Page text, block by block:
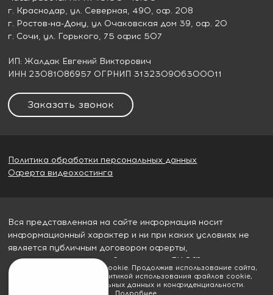
г. Краснодар, ул. Северная, 490, оф. 208
г. Ростов-на-Дону, ул Очаковская дом 39, оф. 20
г. Сочи, ул. Горького, 75 офис 507
ИП: Жалдак Евгений Викторович
ИНН 23081086957 ОГРНИП 313230906300011
Заказать звонок
Политика обработки персональных данных
Оферта видеохостинга
Вся представленная на сайте информация носит
информационный характер и ни при каких условиях не
является публичным договором оферты,
определяемым пунктом 2 статьи 437 ГК РФ
Мы используем файлы cookie. Продолжив использование сайта,
Вы соглашаетесь с политикой использования файлов cookie,
обработки персональных данных и конфиденциальности.
Подробнее